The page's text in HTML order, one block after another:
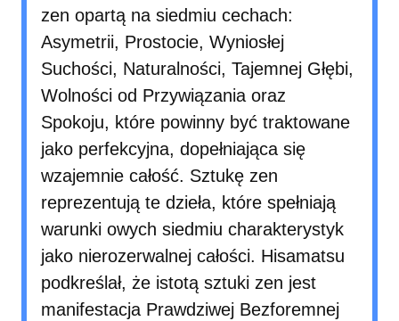
zen opartą na siedmiu cechach:
Asymetrii, Prostocie, Wyniosłej
Suchości, Naturalności, Tajemnej Głębi,
Wolności od Przywiązania oraz
Spokoju, które powinny być traktowane
jako perfekcyjna, dopełniająca się
wzajemnie całość. Sztukę zen
reprezentują te dzieła, które spełniają
warunki owych siedmiu charakterystyk
jako nierozerwalnej całości. Hisamatsu
podkreślał, że istotą sztuki zen jest
manifestacja Prawdziwej Bezforemnej